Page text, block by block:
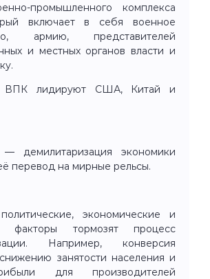
промышленного комплекса
включает в себя военное
армию, представителей
и местных органов власти и
ВПК лидируют США, Китай и
— демилитаризация экономики
перевод на мирные рельсы.
экономические и
факторы тормозят процесс
Например, конверсия
занятости населения и
для производителей